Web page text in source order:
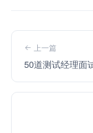
上一篇
50道测试经理面